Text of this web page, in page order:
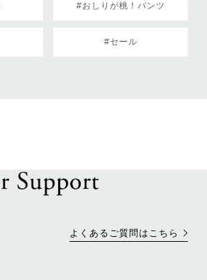
#おしりが桃！パンツ
#セール
よくあるご質問はこちら